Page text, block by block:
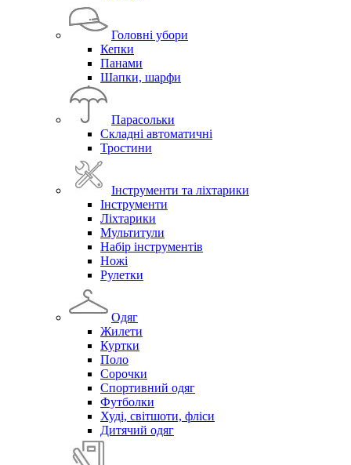
Головні убори
Кепки
Панами
Шапки, шарфи
Парасольки
Складні автоматичні
Тростини
Інструменти та ліхтарики
Інструменти
Ліхтарики
Мультитули
Набір інструментів
Ножі
Рулетки
Одяг
Жилети
Куртки
Поло
Сорочки
Спортивний одяг
Футболки
Худі, світшоти, фліси
Дитячий одяг